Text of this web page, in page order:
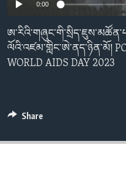
ENVIRONMENT AND
IDEALS AND
0:00
ལོའི་འཛམ་གླིང་ཨེ་ནད་ཉིན་མོ།
WORLD AIDS DAY 2023
Share